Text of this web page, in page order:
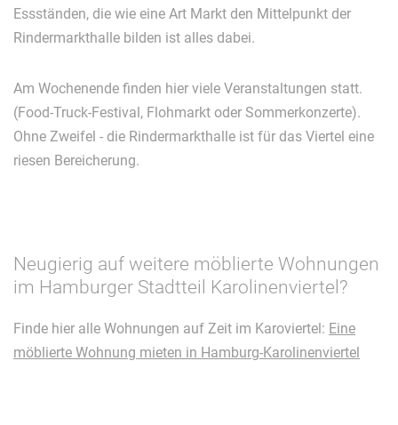
Essständen, die wie eine Art Markt den Mittelpunkt der
Rindermarkthalle bilden ist alles dabei.
Am Wochenende finden hier viele Veranstaltungen statt.
(Food-Truck-Festival, Flohmarkt oder Sommerkonzerte).
Ohne Zweifel - die Rindermarkthalle ist für das Viertel eine
riesen Bereicherung.
Neugierig auf weitere möblierte Wohnungen
im Hamburger Stadtteil Karolinenviertel?
Finde hier alle Wohnungen auf Zeit im Karoviertel: Eine
möblierte Wohnung mieten in Hamburg-Karolinenviertel